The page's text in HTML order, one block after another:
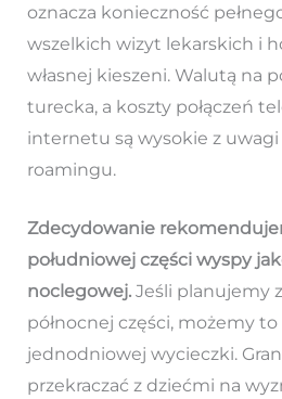
oznacza konieczność
wszelkich wizyt lekarskich i
własnej kieszeni. Walutą na
turecka, a koszty połączeń
internetu są wysokie z
roamingu.
Zdecydowanie
południowej części wyspy
noclegowej.Jeśli planujemy
północnej części, możemy
jednodniowej wycieczki.
przekraczać z dziećmi na